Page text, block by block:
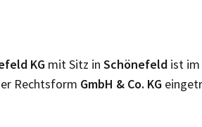
KG mit Sitz in Schönefeld ist
Rechtsform GmbH & Co. KG